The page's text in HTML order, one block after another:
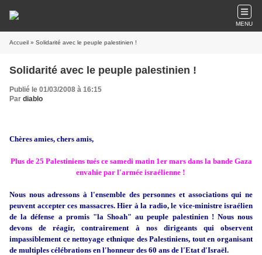
MENU
Accueil » Solidarité avec le peuple palestinien !
Solidarité avec le peuple palestinien !
Publié le 01/03/2008 à 16:15
Par diablo
Chères amies, chers amis,
Plus de 25 Palestiniens tués ce samedi matin 1er mars dans la bande Gaza
envahie par l'armée israélienne !
Nous nous adressons à l'ensemble des personnes et associations qui ne
peuvent accepter ces massacres. Hier à la radio, le vice-ministre israélien
de la défense a promis "la Shoah" au peuple palestinien ! Nous nous
devons de réagir, contrairement à nos dirigeants qui observent
impassiblement ce nettoyage ethnique des Palestiniens, tout en organisant
de multiples célébrations en l'honneur des 60 ans de l'Etat d'Israël.